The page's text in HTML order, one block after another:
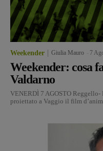
Weekender Giulia Mauro 7
Weekender: cosa
Valdarno
VENERDÌ 7 AGOSTO Reggello-
proiettato a Vaggio il film